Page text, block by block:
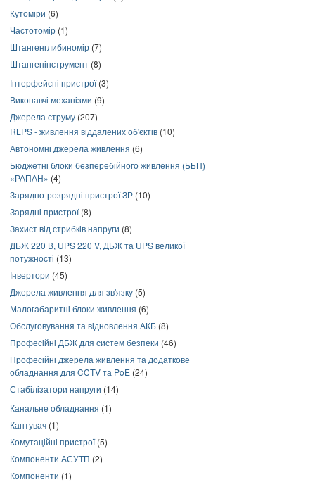
Кутоміри (6)
Частотомір (1)
Штангенглибиномір (7)
Штангенінструмент (8)
Інтерфейсні пристрої(3)
Виконавчі механізми (9)
Джерела струму (207)
RLPS - живлення віддалених об'єктів (10)
Автономні джерела живлення (6)
Бюджетні блоки безперебійного живлення (ББП)
«РАПАН» (4)
Зарядно-розрядні пристрої ЗР (10)
Зарядні пристрої(8)
Захист від стрибків напруги (8)
ДБЖ 220 В, UPS 220 V, ДБЖ та UPS великої
потужності (13)
Інвертори (45)
Джерела живлення для зв'язку (5)
Малогабаритні блоки живлення (6)
Обслуговування та відновлення АКБ (8)
Професійні ДБЖ для систем безпеки (46)
Професійні джерела живлення та додаткове
обладнання для CCTV та PoE (24)
Стабілізатори напруги (14)
Канальне обладнання (1)
Кантувач (1)
Комутаційні пристрої(5)
Компоненти АСУТП (2)
Компоненти (1)